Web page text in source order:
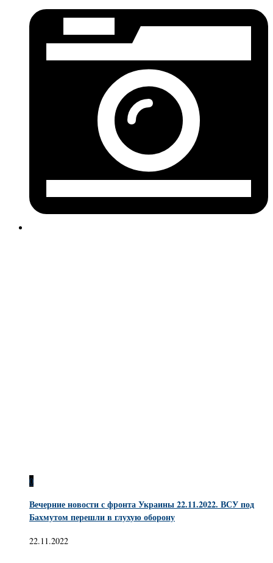
0
Вечерние новости с фронта Украины 22.11.2022. ВСУ под
Бахмутом перешли в глухую оборону
22.11.2022